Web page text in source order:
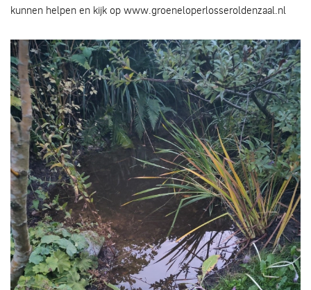
kunnen helpen en kijk op www.groeneloperlosseroldenzaal.nl